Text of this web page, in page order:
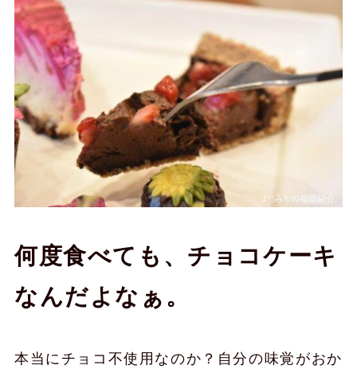
何度食べても、チョコケーキ
なんだよなぁ。
本当にチョコ不使用なのか？自分の味覚がおか